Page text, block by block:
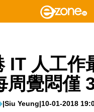
IT 人工作
周覺悶僅
|Siu Yeung|10-01-2018